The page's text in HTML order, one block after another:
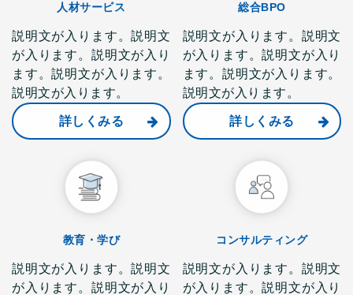
人材サービス
説明文が入ります。説明文
が入ります。説明文が入り
ます。説明文が入ります。
説明文が入ります。
詳しくみる
総合BPO
説明文が入ります。説明文
が入ります。説明文が入り
ます。説明文が入ります。
説明文が入ります。
詳しくみる
教育・学び
説明文が入ります。説明文
が入ります。説明文が入り
コンサルティング
説明文が入ります。説明文
が入ります。説明文が入り